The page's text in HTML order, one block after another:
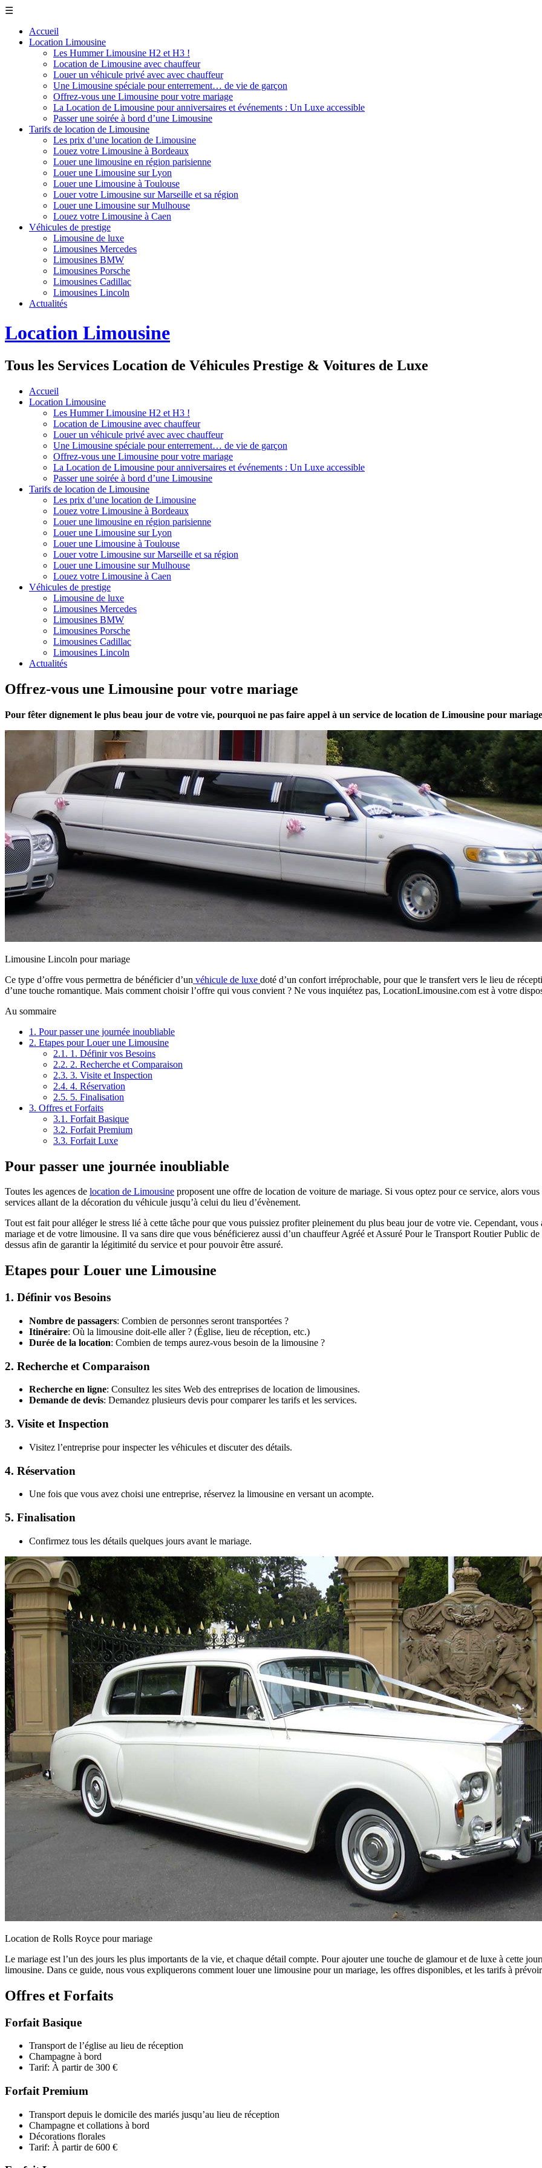
☰
Accueil
Location Limousine
Les Hummer Limousine H2 et H3 !
Location de Limousine avec chauffeur
Louer un véhicule privé avec avec chauffeur
Une Limousine spéciale pour enterrement… de vie de garçon
Offrez-vous une Limousine pour votre mariage
La Location de Limousine pour anniversaires et événements : Un Luxe accessible
Passer une soirée à bord d’une Limousine
Tarifs de location de Limousine
Les prix d’une location de Limousine
Louez votre Limousine à Bordeaux
Louer une limousine en région parisienne
Louer une Limousine sur Lyon
Louer une Limousine à Toulouse
Louer votre Limousine sur Marseille et sa région
Louer une Limousine sur Mulhouse
Louez votre Limousine à Caen
Véhicules de prestige
Limousine de luxe
Limousines Mercedes
Limousines BMW
Limousines Porsche
Limousines Cadillac
Limousines Lincoln
Actualités
Location Limousine
Tous les Services Location de Véhicules Prestige & Voitures de Luxe
Accueil
Location Limousine
Les Hummer Limousine H2 et H3 !
Location de Limousine avec chauffeur
Louer un véhicule privé avec avec chauffeur
Une Limousine spéciale pour enterrement… de vie de garçon
Offrez-vous une Limousine pour votre mariage
La Location de Limousine pour anniversaires et événements : Un Luxe accessible
Passer une soirée à bord d’une Limousine
Tarifs de location de Limousine
Les prix d’une location de Limousine
Louez votre Limousine à Bordeaux
Louer une limousine en région parisienne
Louer une Limousine sur Lyon
Louer une Limousine à Toulouse
Louer votre Limousine sur Marseille et sa région
Louer une Limousine sur Mulhouse
Louez votre Limousine à Caen
Véhicules de prestige
Limousine de luxe
Limousines Mercedes
Limousines BMW
Limousines Porsche
Limousines Cadillac
Limousines Lincoln
Actualités
Offrez-vous une Limousine pour votre mariage
Pour fêter dignement le plus beau jour de votre vie, pourquoi ne pas faire appel à un service de location de Limousine pour
Limousine Lincoln pour mariage
Ce type d’offre vous permettra de bénéficier d’un véhicule de luxe doté d’un confort irréprochable, pour que le transfert vers le lieu de
d’une touche romantique. Mais comment choisir l’offre qui vous convient ? Ne vous inquiétez pas, LocationLimousine.com est à votre
Au sommaire
1. Pour passer une journée inoubliable
2. Etapes pour Louer une Limousine
2.1. 1. Définir vos Besoins
2.2. 2. Recherche et Comparaison
2.3. 3. Visite et Inspection
2.4. 4. Réservation
2.5. 5. Finalisation
3. Offres et Forfaits
3.1. Forfait Basique
3.2. Forfait Premium
3.3. Forfait Luxe
Pour passer une journée inoubliable
Toutes les agences de location de Limousine proposent une offre de location de voiture de mariage. Si vous optez pour ce service, alors
services allant de la décoration du véhicule jusqu’à celui du lieu d’évènement.
Tout est fait pour alléger le stress lié à cette tâche pour que vous puissiez profiter pleinement du plus beau jour de votre vie. Cependant,
mariage et de votre limousine. Il va sans dire que vous bénéficierez aussi d’un chauffeur Agréé et Assuré Pour le Transport Routier Public
dessus afin de garantir la légitimité du service et pour pouvoir être assuré.
Etapes pour Louer une Limousine
1. Définir vos Besoins
Nombre de passagers: Combien de personnes seront transportées ?
Itinéraire: Où la limousine doit-elle aller ? (Église, lieu de réception, etc.)
Durée de la location: Combien de temps aurez-vous besoin de la limousine ?
2. Recherche et Comparaison
Recherche en ligne: Consultez les sites Web des entreprises de location de limousines.
Demande de devis: Demandez plusieurs devis pour comparer les tarifs et les services.
3. Visite et Inspection
Visitez l’entreprise pour inspecter les véhicules et discuter des détails.
4. Réservation
Une fois que vous avez choisi une entreprise, réservez la limousine en versant un acompte.
5. Finalisation
Confirmez tous les détails quelques jours avant le mariage.
Location de Rolls Royce pour mariage
Le mariage est l’un des jours les plus importants de la vie, et chaque détail compte. Pour ajouter une touche de glamour et de luxe à cette
limousine. Dans ce guide, nous vous expliquerons comment louer une limousine pour un mariage, les offres disponibles, et les tarifs à
Offres et Forfaits
Forfait Basique
Transport de l’église au lieu de réception
Champagne à bord
Tarif: À partir de 300 €
Forfait Premium
Transport depuis le domicile des mariés jusqu’au lieu de réception
Champagne et collations à bord
Décorations florales
Tarif: À partir de 600 €